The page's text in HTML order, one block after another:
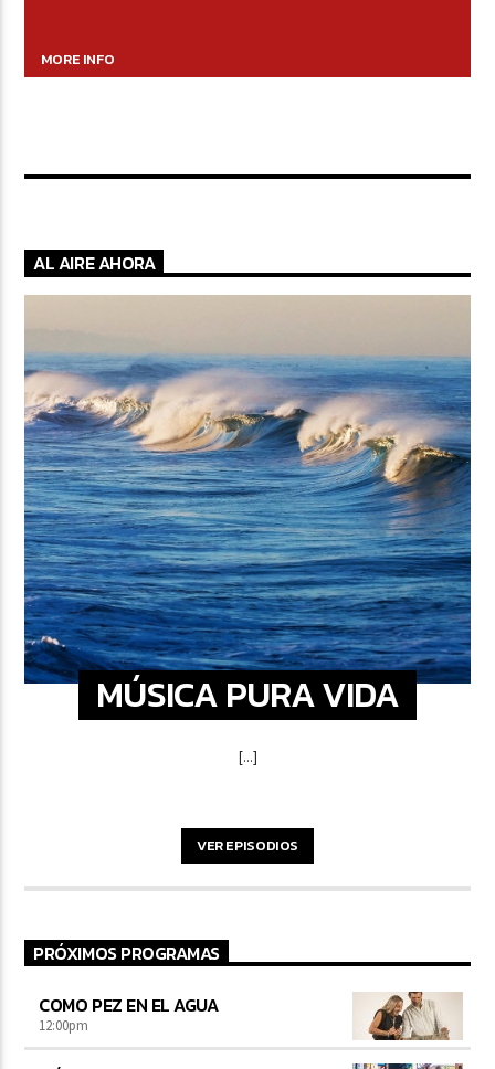
MORE INFO
AL AIRE AHORA
MÚSICA PURA VIDA
[...]
VER EPISODIOS
PRÓXIMOS PROGRAMAS
COMO PEZ EN EL AGUA
12:00pm